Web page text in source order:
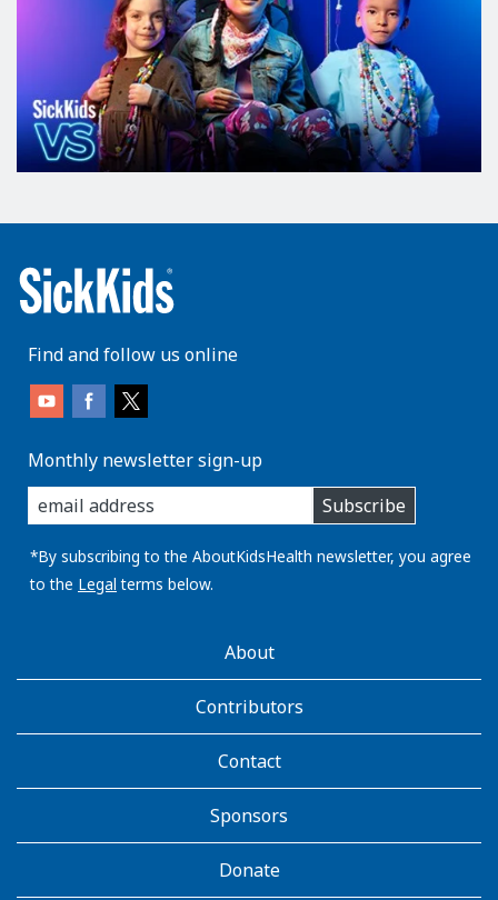
Find and follow us online
Monthly newsletter sign-up
enter
you
email
address:
Subscribe
*By subscribing to the AboutKidsHealth newsletter, you agree
to the Legal terms below.
AboutKidsHealthAbout
Contributors
Contact
Sponsors
Donate